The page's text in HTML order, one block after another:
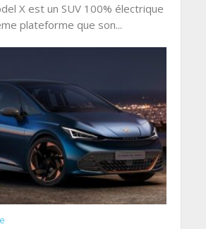
X est un SUV 100% électrique
plateforme que son...